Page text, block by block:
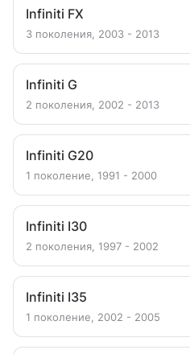
Infiniti FX
3 поколения, 2003 - 2013
Infiniti G
2 поколения, 2002 - 2013
Infiniti G20
1 поколение, 1991 - 2000
Infiniti I30
2 поколения, 1997 - 2002
Infiniti I35
1 поколение, 2002 - 2005